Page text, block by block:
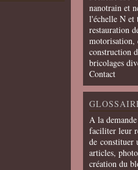
nanotrain et
l'échelle N et
restauration
motorisation,
construction
bricolages
Contact
A la
faciliter leur
de constituer
articles,
création du